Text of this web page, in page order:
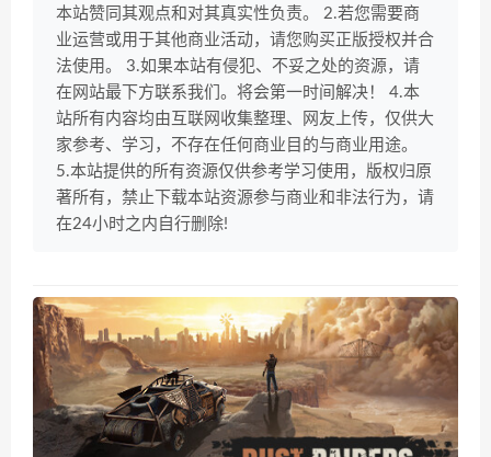
本站赞同其观点和对其真实性负责。 2.若您需要商
业运营或用于其他商业活动，请您购买正版授权并合
法使用。 3.如果本站有侵犯、不妥之处的资源，请
在网站最下方联系我们。将会第一时间解决！ 4.本
站所有内容均由互联网收集整理、网友上传，仅供大
家参考、学习，不存在任何商业目的与商业用途。
5.本站提供的所有资源仅供参考学习使用，版权归原
著所有，禁止下载本站资源参与商业和非法行为，请
在24小时之内自行删除!